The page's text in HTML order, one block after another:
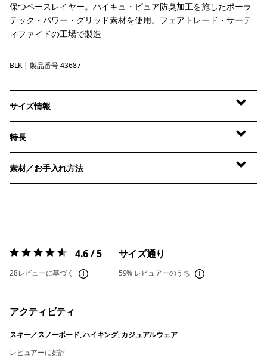
保つベースレイヤー。ハイキュ・ピュア防臭加工を施したポーラ
テック・パワー・グリッド素材を使用。フェアトレード・サーテ
ィファイドの工場で製造
Black
BLK | 製品番号 43687
サイズ情報
特長
素材／お手入れ方法
評価:4.6 / 5 4.6 / 5
28レビューに基づく
サイズ通り
59% レビュアーのうち
アクティビティ
スキー／スノーボード, ハイキング, カジュアルウェア
レビュアーに好評